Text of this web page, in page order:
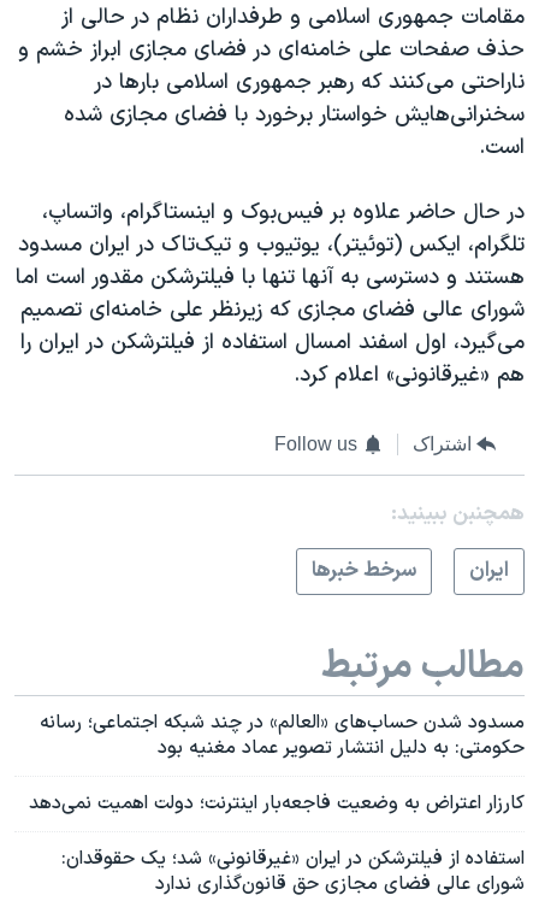
مقامات جمهوری اسلامی و طرفداران نظام در حالی از
حذف صفحات علی خامنه‌ای در فضای مجازی ابراز خشم و
ناراحتی می‌کنند که رهبر جمهوری اسلامی بارها در
سخنرانی‌هایش خواستار برخورد با فضای مجازی شده
است.
در حال حاضر علاوه بر فیس‌بوک و اینستاگرام، واتساپ،
تلگرام، ایکس (توئیتر)، یوتیوب و تیک‌تاک در ایران مسدود
هستند و دسترسی به آنها تنها با فیلترشکن مقدور است اما
شورای عالی فضای مجازی که زیرنظر علی خامنه‌ای تصمیم
می‌گیرد، اول اسفند امسال استفاده از فیلترشکن در ایران را
هم «غیرقانونی» اعلام کرد.
اشتراک Follow us
همچنبن ببینید:
ايران
سرخط خبرها
مطالب مرتبط
مسدود شدن حساب‌های «العالم» در چند شبکه‌ اجتماعی؛ رسانه
حکومتی: به دلیل انتشار تصویر عماد مغنیه بود
کارزار اعتراض به وضعیت فاجعه‌بار اینترنت؛ دولت اهمیت نمی‌دهد
استفاده از فیلترشکن در ایران «غیرقانونی» شد؛ یک حقوقدان:
شورای عالی فضای مجازی حق قانون‌گذاری ندارد